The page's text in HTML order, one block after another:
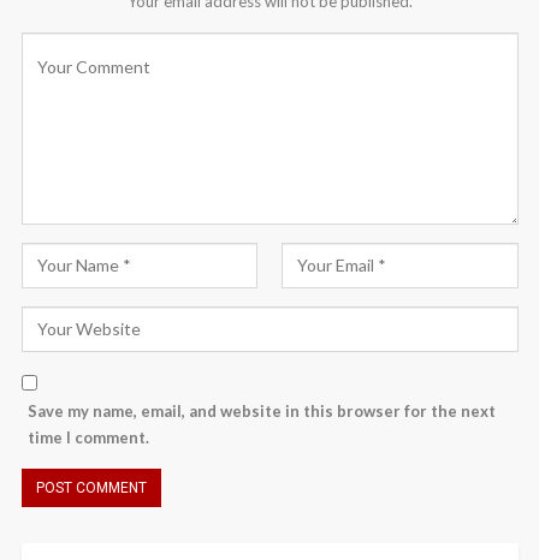
Save my name, email, and website in this browser for the next
time I comment.